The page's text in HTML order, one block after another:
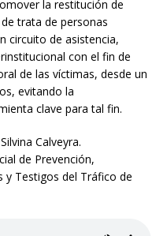
la restitución de
trata de personas
circuito de asistencia,
con el fin de
de las víctimas, desde un
evitando la
clave para tal fin.
Calveyra.
de Prevención,
y Testigos del Tráfico de